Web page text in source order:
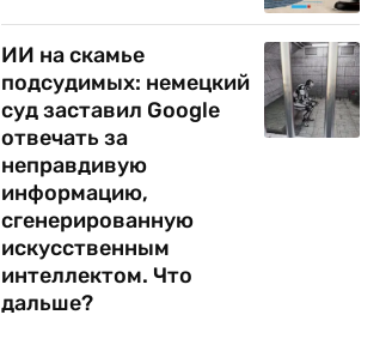
ИИ на скамье
подсудимых: немецкий
суд заставил Google
отвечать за
неправдивую
информацию,
сгенерированную
искусственным
интеллектом. Что
дальше?